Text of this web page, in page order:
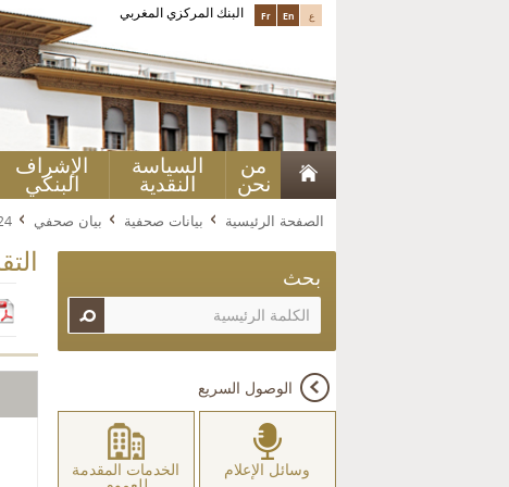
البنك المركزي المغربي Fr En ع
من
نحن
السياسة
النقدية
الإشراف
البنكي
الصفحة الرئيسية بيانات صحفية بيان صحفي
بحث
الوصول السريع
وسائل الإعلام
الخدمات المقدمة